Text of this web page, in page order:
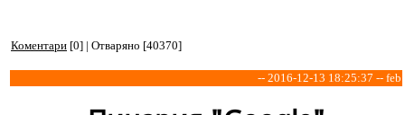
Коментари [0] | Отваряно [40370]
-- 2016-12-13 18:25:37 -- feb